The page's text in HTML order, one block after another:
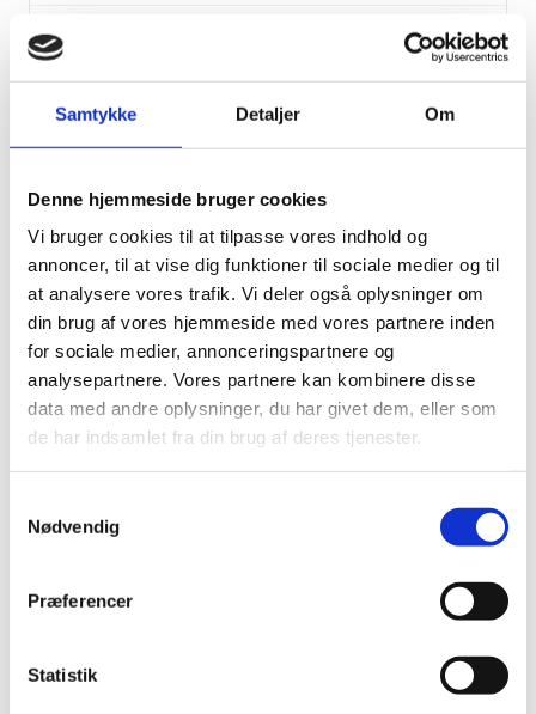
Samtykke Detaljer Om
Denne hjemmeside bruger cookies
Vi bruger cookies til at tilpasse vores indhold og
annoncer, til at vise dig funktioner til sociale medier og til
at analysere vores trafik. Vi deler også oplysninger om
din brug af vores hjemmeside med vores partnere inden
for sociale medier, annonceringspartnere og
analysepartnere. Vores partnere kan kombinere disse
data med andre oplysninger, du har givet dem, eller som
de har indsamlet fra din brug af deres tjenester.
Nødvendig
Præferencer
Statistik